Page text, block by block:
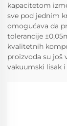
kapacitetom
sve pod jednim
omogućava da
tolerancije
kvalitetnih
proizvoda su još
vakuumski lisak